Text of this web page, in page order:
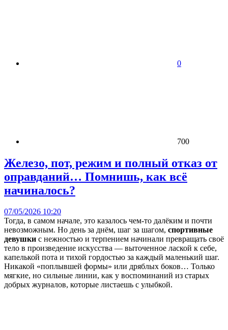
0
700
Железо, пот, режим и полный отказ от
оправданий… Помнишь, как всё
начиналось?
07/05/2026 10:20
Тогда, в самом начале, это казалось чем-то далёким и почти
невозможным. Но день за днём, шаг за шагом, спортивные
девушки с нежностью и терпением начинали превращать своё
тело в произведение искусства — выточенное лаской к себе,
капелькой пота и тихой гордостью за каждый маленький шаг.
Никакой «поплывшей формы» или дряблых боков… Только
мягкие, но сильные линии, как у воспоминаний из старых
добрых журналов, которые листаешь с улыбкой.